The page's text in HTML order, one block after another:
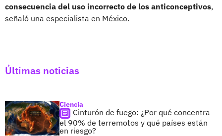
consecuencia del uso incorrecto de los anticonceptivos,
señaló una especialista en México.
Últimas noticias
Ciencia
Cinturón de fuego: ¿Por qué concentra
el 90% de terremotos y qué países están
en riesgo?